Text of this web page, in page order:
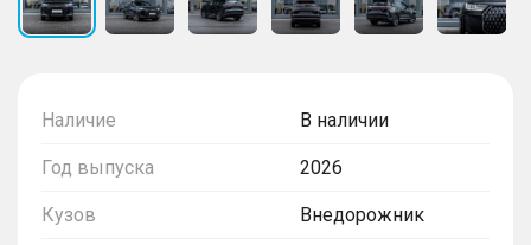
Наличие В наличии
Год выпуска 2026
Кузов Внедорожник